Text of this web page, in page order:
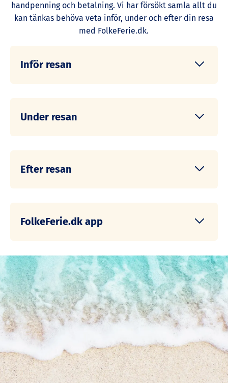
Ändra din resa upp till 60 dagar före avresa.
Om du vill ändra din resasenare än 60 dagar
före avresa, kontakta oss för att ta reda på
Om du vill avboka din resa, vänligen kontakta oss
handpenning och betalning. Vi har försökt samla allt du
kan tänkas behöva veta inför, under och efter din resa
med FolkeFerie.dk.
Inför resan
försökt besvara alla dina frågor innan du reser
Under resan
på alla de frågor du kan tänkas ha under din resa
Efter resan
kan tänkas ha efter att ha rest med FolkeFerie.dk.
FolkeFerie.dk app
Vår app är till för dig som har bokat en resa med
FolkeFerie.dk.
Läs mer och ladda ner appenKLICKA HÄR